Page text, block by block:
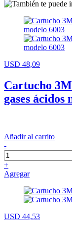
USD 48,09
Cartucho
gases ácidos
Añadir al carrito
-
+
Agregar
USD 44,53